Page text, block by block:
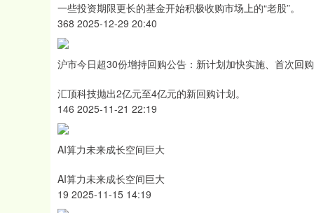
一些投资期限更长的基金开始积极收购市场上的“老股”。
368 2025-12-29 20:40
沪市今日超30份增持回购公告：新计划加快实施、首次回
汇顶科技抛出2亿元至4亿元的新回购计划。
146 2025-11-21 22:19
AI算力未来成长空间巨大
AI算力未来成长空间巨大
19 2025-11-15 14:19